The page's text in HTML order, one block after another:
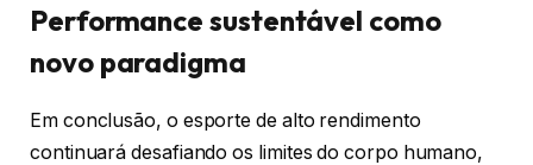
Performance sustentável como
novo paradigma
Em conclusão, o esporte de alto rendimento
continuará desafiando os limites do corpo humano,